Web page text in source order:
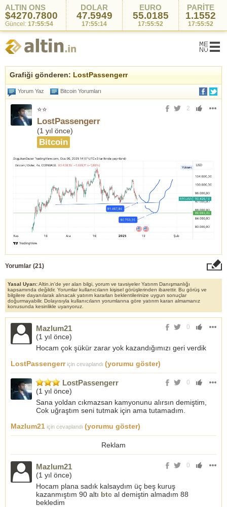
ALTIN ONS
$4270.9700
Güncel: 17:56:02
DOLAR
47.5949
17:55:14
EURO
55.0185
17:55:52
PARİTE
1.1552
17:55:52
Grafiği gönderen: LostPassengerr
Yorum Yaz Bitcoin Yorumları
⭐⭐
LostPassengerr
(1 yıl önce)
Bitcoin
2
Yorumlar (21)
Yasal Uyarı:Altin.in'de yer alan bilgi, yorum ve tavsiyeler Yatırım Danışmanlığı
kapsamında değildir. Yorumlar kullanıcıların kişisel görüşlerinden ibarettir. Bu görüş ve
bilgilere dayanılarak alınacak yatırım kararları beklentilerinize uygun sonuçlar
doğurmayabilir. Dolayısıyla kullanıcıların yorumlarına göre yatırım kararı almamanız
konusunda kesinlikle uyarıyoruz.
0
Mazlum21
(1 yıl önce)
Hocam çok şükür zarar yok kazandığımızı geri verdik
LostPassengerriçin cevaplandı (yorumu göster)
0
LostPassengerr
(1 yıl önce)
Sana yoldan cıkmazsan kamyonunu alırsın demiştim,
Cok uğraştım seni tutmak için ama tutamadım.
Mazlum21 için cevaplandı (yorumu göster)
Reklam
0
Mazlum21
(1 yıl önce)
Hocam plana sadık kalsaydım üç beş kuruş
kazanmıştım 90 altı btc al demiştin almadım 88
bekledim